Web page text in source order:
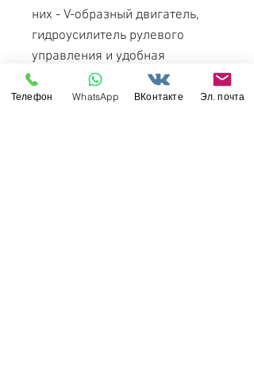
них - V-образный двигатель,
гидроусилитель рулевого
управления и удобная
трехместная кабина с
панорамным ветровым
Телефон WhatsApp ВКонтакте Эл. почта